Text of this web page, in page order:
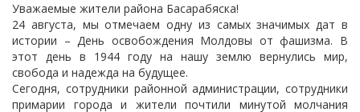
Уважаемые жители района Басарабяска!
24 августа, мы отмечаем одну из самых значимых дат в
истории – День освобождения Молдовы от фашизма. В
этот день в 1944 году на нашу землю вернулись мир,
свобода и надежда на будущее.
Сегодня, сотрудники районной администрации, сотрудники
примарии города и жители почтили минутой молчания